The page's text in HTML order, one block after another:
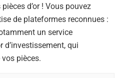
d’or ! Vous pouvez
de plateformes reconnues :
un service
d’investissement, qui
pièces.